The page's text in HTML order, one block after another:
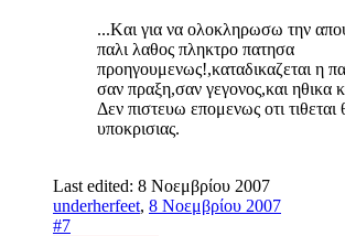
...Kαι για να ολοκληρωσω την
παλι λαθος πληκτρο πατησα
προηγουμενως!,καταδικαζεται η
σαν πραξη,σαν γεγονος,και ηθικα
Δεν πιστευω επομενως οτι τιθεται
υποκρισιας.
Last edited: 8 Νοεμβρίου 2007
underherfeet, 8 Νοεμβρίου 2007
#7